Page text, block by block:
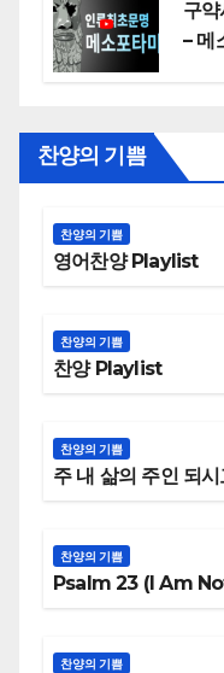
구
– 메
찬양의 기쁨
찬양의 기쁨
영어찬양 Playlist
찬양의 기쁨
찬양 Playlist
찬양의 기쁨
주 내 삶의 주인 되시
찬양의 기쁨
Psalm 23 (I Am
찬양의 기쁨